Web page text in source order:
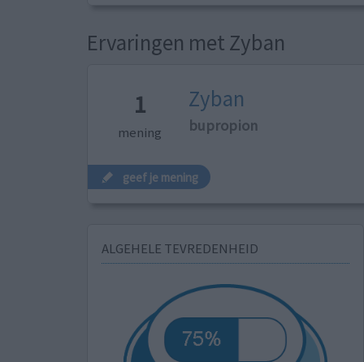
Ervaringen met Zyban
1
mening
Zyban
bupropion
geef je mening
ALGEHELE TEVREDENHEID